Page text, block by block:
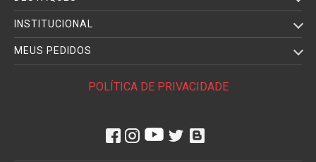
INSTITUCIONAL
MEUS PEDIDOS
POLÍTICA DE PRIVACIDADE